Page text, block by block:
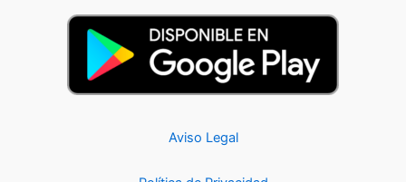
Aviso Legal